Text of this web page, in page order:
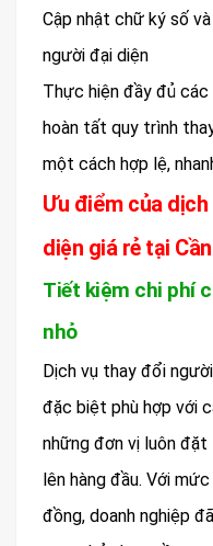
Cập nhật chữ ký số
người đại diện
Thực hiện đầy đủ
hoàn tất quy trình
một cách hợp lệ,
Ưu điểm của
diện giá rẻ tại
Tiết kiệm chi phí
nhỏ
Dịch vụ thay đổi
đặc biệt phù hợp với
những đơn vị luôn
lên hàng đầu. Với
đồng, doanh nghiệp